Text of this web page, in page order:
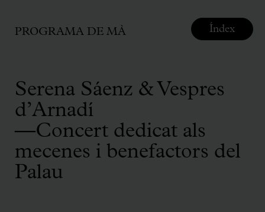
PROGRAMA DE MÀ
Serena Sáenz & Vespres
d’Arnadí
—Concert dedicat als
mecenes i benefactors del
Palau
Índex